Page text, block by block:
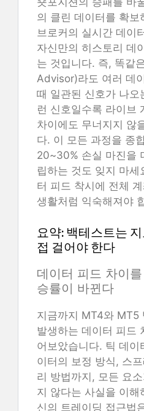
의 클린 데이터를 확보
브로커의 실시간 데이
자신만의 히스토리 데
는 것입니다. 즉, 똑같
Advisor)라도 여러 데
때 일관된 신호가 나오
런 신호일수록 라이브
차이에도 무너지지 않
다. 이 모든 과정을 종
20~30% 손실 마진을
립하는 것도 잊지 마세
터 피드 착시에 전체
생활처럼 익숙해져야
요약: 백테스트는
접 걸어야 한다
데이터 피드 차이
승률이 바뀐다
지금까지 MT4와 MT5
발생하는 데이터 피드
어보았습니다. 틱 데이
이터의 보정 방식, 스
리 방법까지, 모든 요
지 않다는 사실을 이
신의 트레이딩 접근법